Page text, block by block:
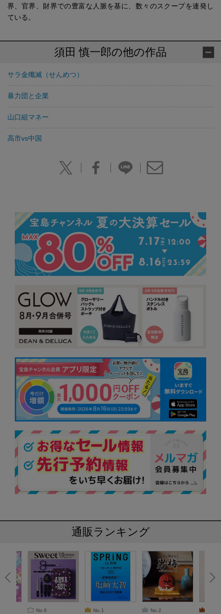
界、官界、財界での豊富な人脈を基に、数々のスクープを連発し
ている。
須田 慎一郎の他の作品
サラ金殲滅（せんめつ）
暴力団と企業
山口組マネー
高市vs中国
通販ランキング
No.6 No.1 No.2